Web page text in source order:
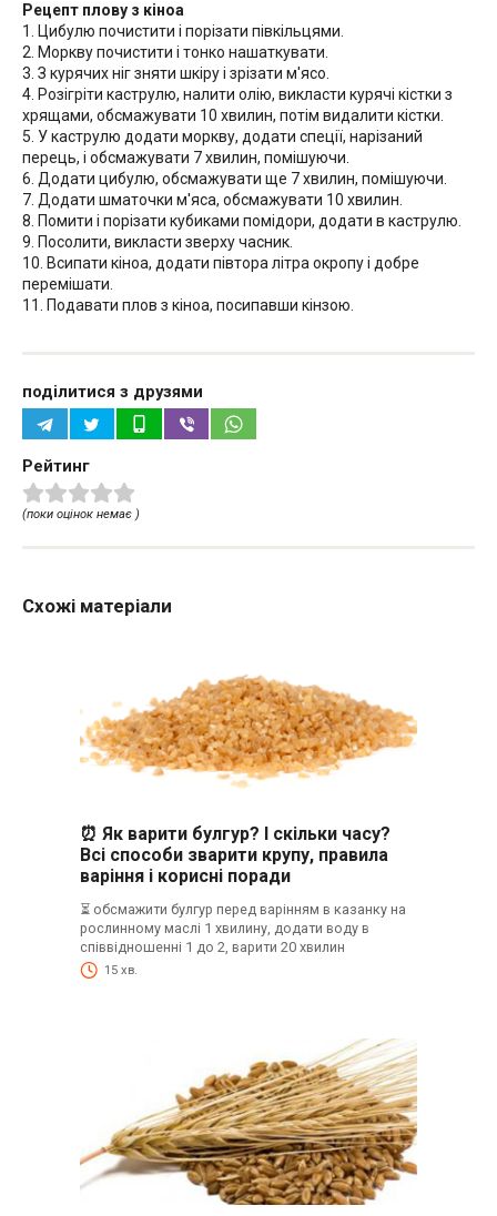
Рецепт плову з кіноа
1. Цибулю почистити і порізати півкільцями.
2. Моркву почистити і тонко нашаткувати.
3. З курячих ніг зняти шкіру і зрізати м'ясо.
4. Розігріти каструлю, налити олію, викласти курячі кістки з
хрящами, обсмажувати 10 хвилин, потім видалити кістки.
5. У каструлю додати моркву, додати спеції, нарізаний
перець, і обсмажувати 7 хвилин, помішуючи.
6. Додати цибулю, обсмажувати ще 7 хвилин, помішуючи.
7. Додати шматочки м'яса, обсмажувати 10 хвилин.
8. Помити і порізати кубиками помідори, додати в каструлю.
9. Посолити, викласти зверху часник.
10. Всипати кіноа, додати півтора літра окропу і добре
перемішати.
11. Подавати плов з кіноа, посипавши кінзою.
поділитися з друзями
Рейтинг
(поки оцінок немає )
Схожі матеріали
⏰ Як варити булгур? І скільки часу?
Всі способи зварити крупу, правила
варіння і корисні поради
⏳ обсмажити булгур перед варінням в казанку на
рослинному маслі 1 хвилину, додати воду в
співвідношенні 1 до 2, варити 20 хвилин
15 хв.